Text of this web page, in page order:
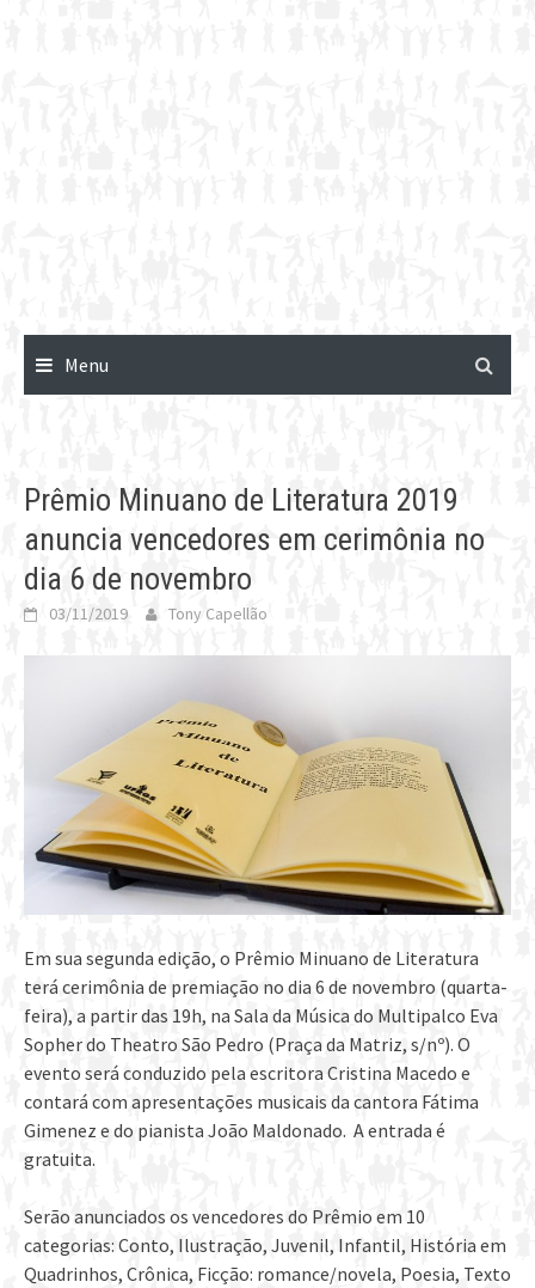
Menu
Prêmio Minuano de Literatura 2019
anuncia vencedores em cerimônia no
dia 6 de novembro
03/11/2019 Tony Capellão
Em sua segunda edição, o Prêmio Minuano de Literatura
terá cerimônia de premiação no dia 6 de novembro (quarta-
feira), a partir das 19h, na Sala da Música do Multipalco Eva
Sopher do Theatro São Pedro (Praça da Matriz, s/nº). O
evento será conduzido pela escritora Cristina Macedo e
contará com apresentações musicais da cantora Fátima
Gimenez e do pianista João Maldonado. A entrada é
gratuita.
Serão anunciados os vencedores do Prêmio em 10
categorias: Conto, Ilustração, Juvenil, Infantil, História em
Quadrinhos, Crônica, Ficção: romance/novela, Poesia, Texto